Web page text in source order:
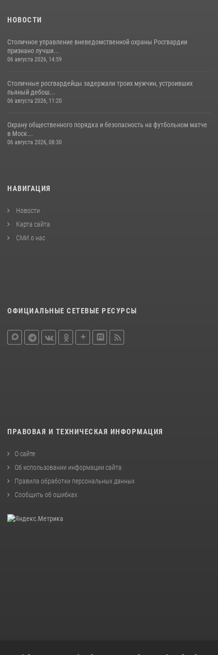
НОВОСТИ
Столичное управление вневедомственной охраны Росгвардии
признано лучши...
06 августа 2026, 14:59
Столичные росгвардейцы задержали троих мужчин, устроивших
пьяный дебош...
06 августа 2026, 11:20
Охрану общественного порядка и безопасность на футбольном матче
в Моск...
06 августа 2026, 08:30
НАВИГАЦИЯ
Новости
Карта сайта
СМИ о нас
ОФИЦИАЛЬНЫЕ СЕТЕВЫЕ РЕСУРСЫ
ПРАВОВАЯ И ТЕХНИЧЕСКАЯ ИНФОРМАЦИЯ
О сайте
Об использовании информации сайта
Правила обработки персональных данных
Сообщить об ошибках